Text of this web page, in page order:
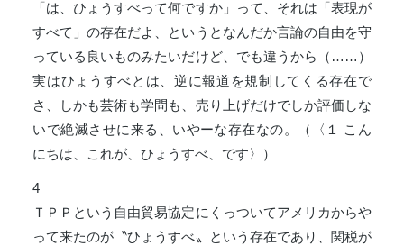
「は、ひょうすべって何ですか」って、それは「表現が
すべて」の存在だよ、というとなんだか言論の自由を守
っている良いものみたいだけど、でも違うから（……）
実はひょうすべとは、逆に報道を規制してくる存在で
さ、しかも芸術も学問も、売り上げだけでしか評価しな
いで絶滅させに来る、いやーな存在なの。（〈１ こん
にちは、これが、ひょうすべ、です〉）
4
ＴＰＰという自由貿易協定にくっついてアメリカからや
って来たのが〝ひょうすべ〟という存在であり、関税が